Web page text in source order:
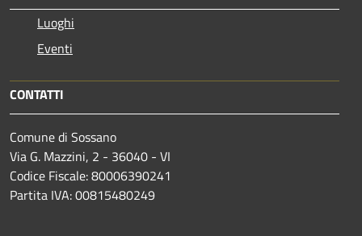
Luoghi
Eventi
CONTATTI
Comune di Sossano
Via G. Mazzini, 2 - 36040 - VI
Codice Fiscale: 80006390241
Partita IVA: 00815480249